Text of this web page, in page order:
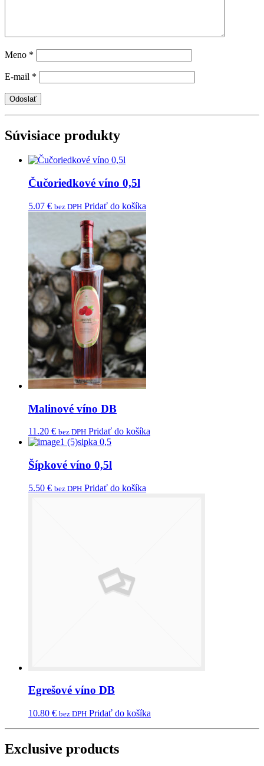
Meno *
E-mail *
Súvisiace produkty
Čučoriedkové víno 0,5l
5.07 € bez DPH Pridať do košíka
Malinové víno DB
11.20 € bez DPH Pridať do košíka
Šípkové víno 0,5l
5.50 € bez DPH Pridať do košíka
Egrešové víno DB
10.80 € bez DPH Pridať do košíka
Exclusive products